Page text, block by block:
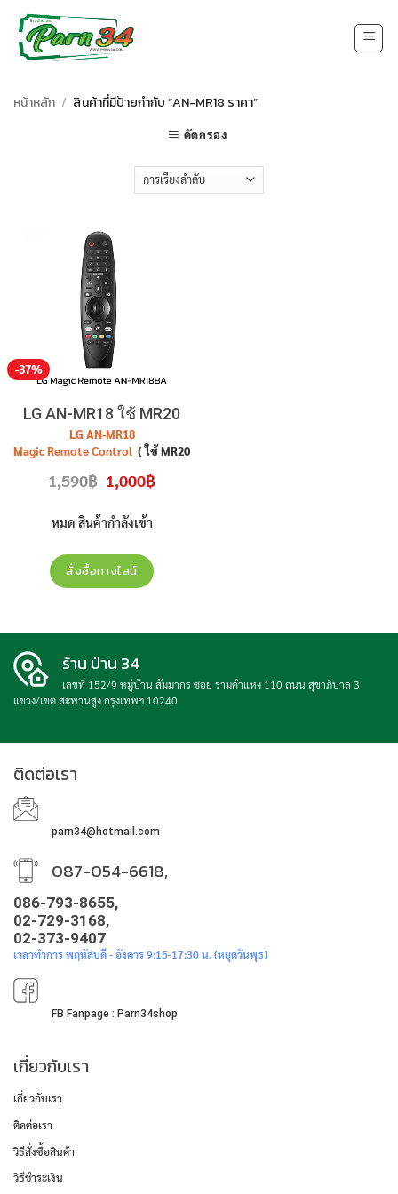
content
หน้าหลัก / สินค้าที่มีป้ายกำกับ “AN-MR18 ราคา”
คัดกรอง
-37%
LG AN-MR18 ใช้ MR20
แทนได้
LG AN-MR18
Magic Remote Control ( ใช้ MR20
1,590฿ Original
price
1,590฿.
1,000฿Current
price
หมด สินค้ากำลังเข้า
สั่งซื้อทางไลน์
ร้าน ป่าน 34
เลขที่ 152/9 หมู่บ้าน สัมมากร ซอย รามคำแหง 110 ถนน สุขาภิบาล 3
แขวง/เขต สะพานสูง กรุงเทพฯ 10240
ติดต่อเรา
parn34@hotmail.com
087-054-6618,
086-793-8655,
02-729-3168,
02-373-9407
เวลาทำการ พฤหัสบดี - อังคาร 9:15-17:30 น. (หยุดวันพุธ)
FB Fanpage : Parn34shop
เกี่ยวกับเรา
เกี่ยวกับเรา
ติดต่อเรา
วิธีสั่งซื้อสินค้า
วิธีชำระเงิน